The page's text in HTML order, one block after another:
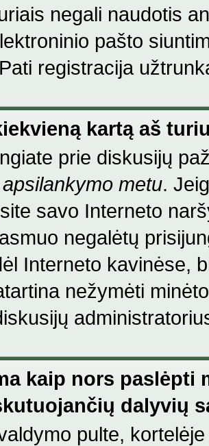
negali naudotis
pašto
registracija
kartą aš
prie diskusijų
metu.
savo Interneto
negalėtų
Interneto kavinėse,
nežymėti
kaip nors paslėpti
dalyvių
pulte,